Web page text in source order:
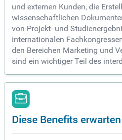
und externen Kunden, die
wissenschaftlichen
von Projekt- und
internationalen
den Bereichen Marketing und
sind ein wichtiger Teil des
Diese Benefits